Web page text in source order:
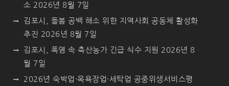
소 2026년 8월 7일
김포시, 돌봄 공백 해소 위한 지역사회 공동체 활성화
추진 2026년 8월 7일
김포시, 폭염 속 축산농가 긴급 식수 지원 2026년 8
월 7일
2026년 숙박업·목욕장업·세탁업 공중위생서비스평